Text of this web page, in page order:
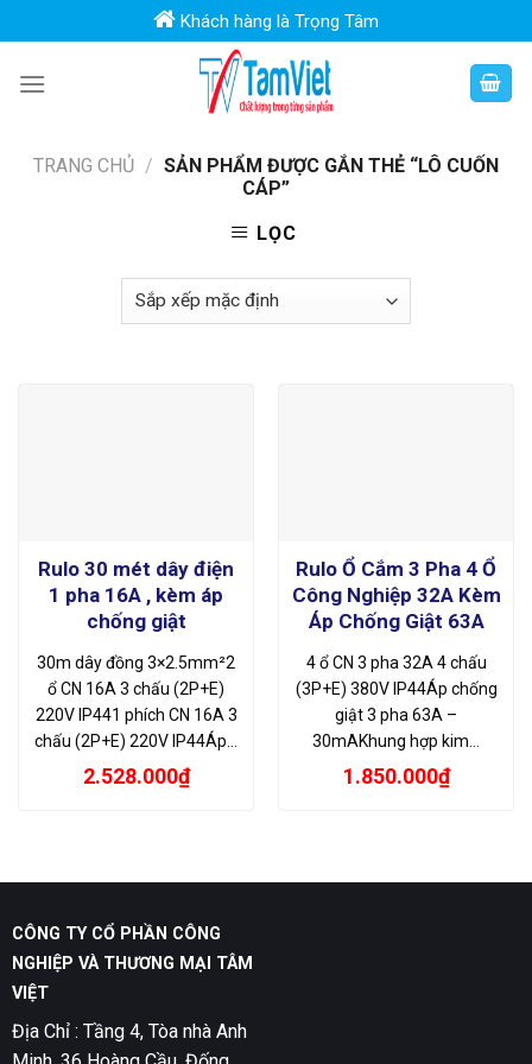
to
content
Khách hàng là Trọng Tâm
TRANG CHỦ / SẢN PHẨM ĐƯỢC GẮN THẺ “LÔ CUỐN
CÁP”
LỌC
Rulo 30 mét dây điện
1 pha 16A , kèm áp
chống giật
30m dây đồng 3×2.5mm²2
ổ CN 16A 3 chấu (2P+E)
220V IP441 phích CN 16A 3
chấu (2P+E) 220V IP44Áp…
2.528.000₫
Rulo Ổ Cắm 3 Pha 4 Ổ
Công Nghiệp 32A Kèm
Áp Chống Giật 63A
4 ổ CN 3 pha 32A 4 chấu
(3P+E) 380V IP44Áp chống
giật 3 pha 63A –
30mAKhung hợp kim…
1.850.000₫
CÔNG TY CỔ PHẦN CÔNG
NGHIỆP VÀ THƯƠNG MẠI TÂM
VIỆT
Địa Chỉ : Tầng 4, Tòa nhà Anh